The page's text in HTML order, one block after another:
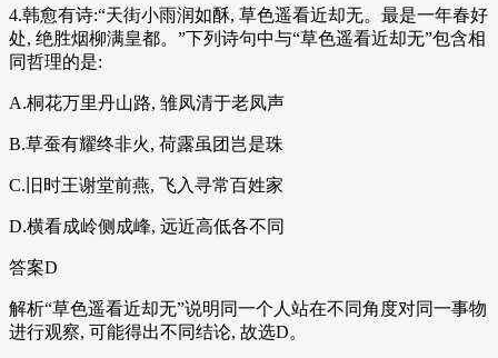
4.韩愈有诗:“天街小雨润如酥, 草色遥看近却无。最是一年春好
处, 绝胜烟柳满皇都。”下列诗句中与“草色遥看近却无”包含相
同哲理的是:
A.桐花万里丹山路, 雏凤清于老凤声
B.草蚕有耀终非火, 荷露虽团岂是珠
C.旧时王谢堂前燕, 飞入寻常百姓家
D.横看成岭侧成峰, 远近高低各不同
答案D
解析“草色遥看近却无”说明同一个人站在不同角度对同一事物
进行观察, 可能得出不同结论, 故选D。